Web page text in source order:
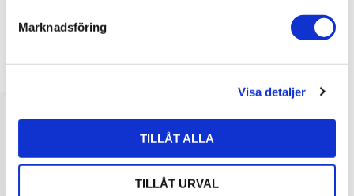
Marknadsföring
Visa detaljer
TILLÅT ALLA
TILLÅT URVAL
LIKNANDE PRODUKTER